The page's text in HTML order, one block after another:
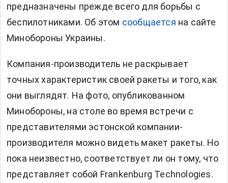
предназначены прежде всего для борьбы с
беспилотниками. Об этом сообщается на сайте
Минобороны Украины.
Компания-производитель не раскрывает
точных характеристик своей ракеты и того, как
они выглядят. На фото, опубликованном
Минобороны, на столе во время встречи с
представителями эстонской компании-
производителя можно видеть макет ракеты. Но
пока неизвестно, соответствует ли он тому, что
представляет собой Frankenburg Technologies.